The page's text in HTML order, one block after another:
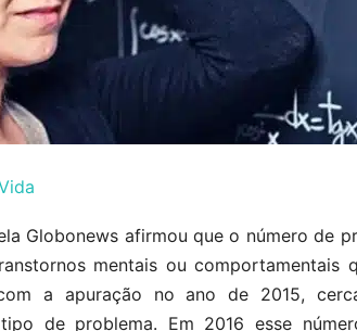
Globonews afirmou que o número de
mentais ou comportamentais
a apuração no ano de 2015,
de problema. Em 2016 esse